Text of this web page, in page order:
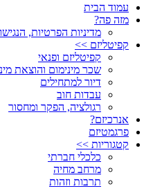
עמוד הבית
מזה פה?
מדיניות הפרטיות,
קפיטליזם >>
קפיטליזם ופנאי
שכר מינימום והוצאת
דיור למתחילים
עבדות חוב
רגולציה, הפקר ומחסור
אנרכיזם?
פרגמטיזם
קטגוריות >>
כלכלי חברתי
מרחב מחיה
תרבות וזהות